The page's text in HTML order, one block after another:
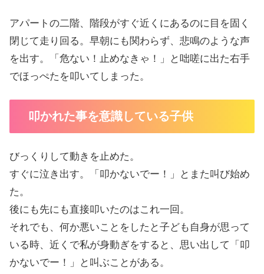
アパートの二階、階段がすぐ近くにあるのに目を固く
閉じて走り回る。早朝にも関わらず、悲鳴のような声
を出す。「危ない！止めなきゃ！」と咄嗟に出た右手
でほっぺたを叩いてしまった。
叩かれた事を意識している子供
びっくりして動きを止めた。
すぐに泣き出す。「叩かないでー！」とまた叫び始め
た。
後にも先にも直接叩いたのはこれ一回。
それでも、何か悪いことをしたと子ども自身が思って
いる時、近くで私が身動ぎをすると、思い出して「叩
かないでー！」と叫ぶことがある。